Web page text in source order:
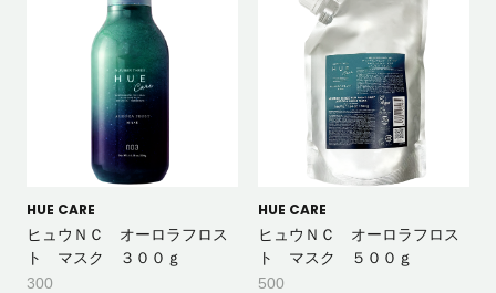
HUE CARE
ヒュウＮＣ オーロラフロス
ト マスク ３００ｇ
300
HUE CARE
ヒュウＮＣ オーロラフロス
ト マスク ５００ｇ
500